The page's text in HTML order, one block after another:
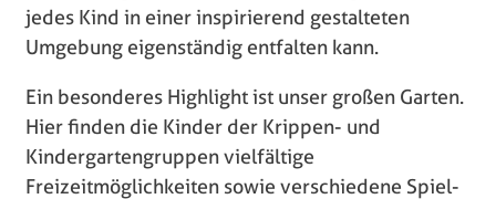
jedes Kind in einer inspirierend gestalteten
Umgebung eigenständig entfalten kann.
Ein besonderes Highlight ist unser großen Garten.
Hier finden die Kinder der Krippen- und
Kindergartengruppen vielfältige
Freizeitmöglichkeiten sowie verschiedene Spiel-